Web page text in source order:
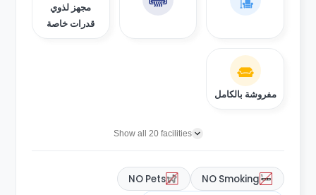
مجهز لذوي
قدرات خاصة
مفروشة بالكامل
Show all 20 facilities
NO Smoking
NO Pets